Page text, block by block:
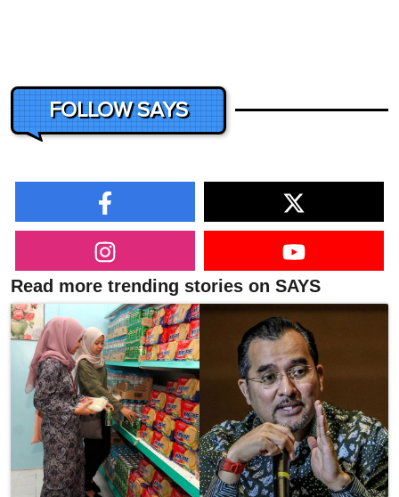
FOLLOW SAYS
Read more trending stories on SAYS